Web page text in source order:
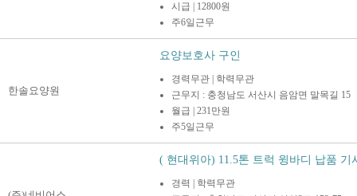
시급 | 12800원
주6일근무
한솔요양원
요양보호사 구인
경력무관 | 학력무관
근무지 : 충청남도 서산시 음암면 말목길 15
월급 | 231만원
주5일근무
( 현대위아) 11.5톤 트럭 윙바디 납품 기
경력 | 학력무관